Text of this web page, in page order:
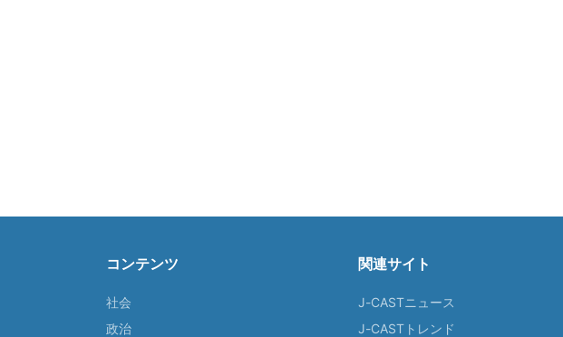
コンテンツ
社会
政治
関連サイト
J-CASTニュース
J-CASTトレンド